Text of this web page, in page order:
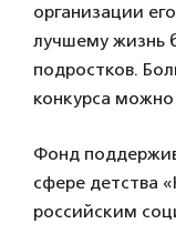
организации
лучшему жизнь
подростков.
конкурса можно
Фонд
сфере детства
российским